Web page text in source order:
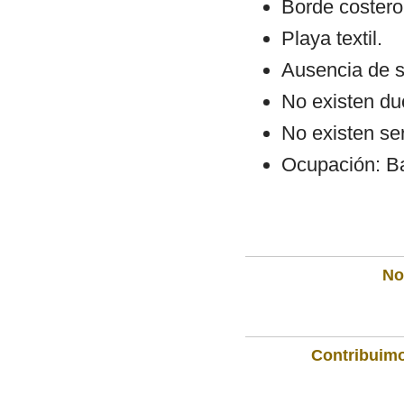
Borde
Playa textil.
Ausencia de
No existen
No existen
Ocupación: